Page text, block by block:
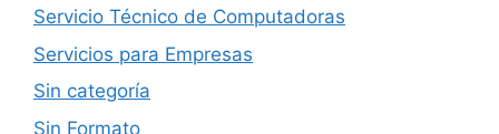
Servicio Técnico de Computadoras
Servicios para Empresas
Sin categoría
Sin Formato